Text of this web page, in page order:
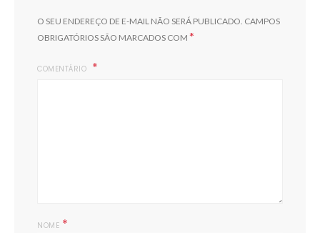
O SEU ENDEREÇO DE E-MAIL NÃO SERÁ PUBLICADO. CAMPOS
OBRIGATÓRIOS SÃO MARCADOS COM *
COMENTÁRIO
NOME *